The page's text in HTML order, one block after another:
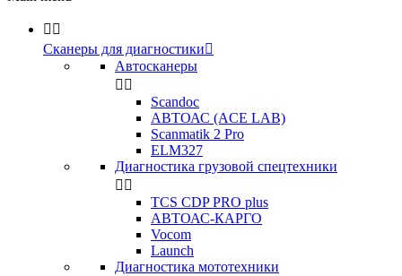
 
Сканеры для диагностики
Автосканеры
 
Scandoc
АВТОАС (ACE LAB)
Scanmatik 2 Pro
ELM327
Диагностика грузовой спецтехники
 
TCS CDP PRO plus
АВТОАС-КАРГО
Vocom
Launch
Диагностика мототехники